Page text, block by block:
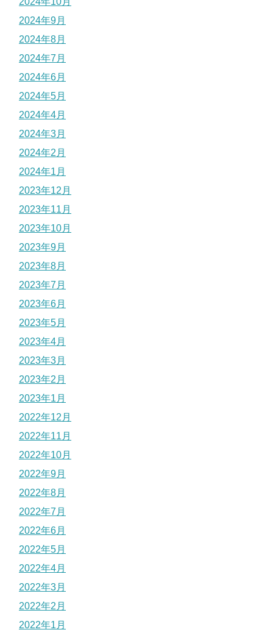
2024年9月
2024年8月
2024年7月
2024年6月
2024年5月
2024年4月
2024年3月
2024年2月
2024年1月
2023年12月
2023年11月
2023年10月
2023年9月
2023年8月
2023年7月
2023年6月
2023年5月
2023年4月
2023年3月
2023年2月
2023年1月
2022年12月
2022年11月
2022年10月
2022年9月
2022年8月
2022年7月
2022年6月
2022年5月
2022年4月
2022年3月
2022年2月
2022年1月